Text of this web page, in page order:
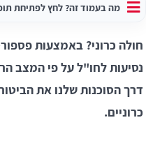
מה בעמוד זה? לחץ לפתיחת
חולה כרוני? באמצעות
נסיעות לחו"ל על פי המצב
דרך הסוכנות שלנו את
כרוניים.